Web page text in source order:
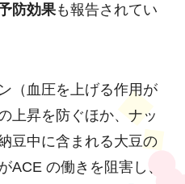
防効果も報告されてい
（血圧を上げる作用が
上昇を防ぐほか、ナッ
豆中に含まれる大豆の
ACE の働きを阻害し、